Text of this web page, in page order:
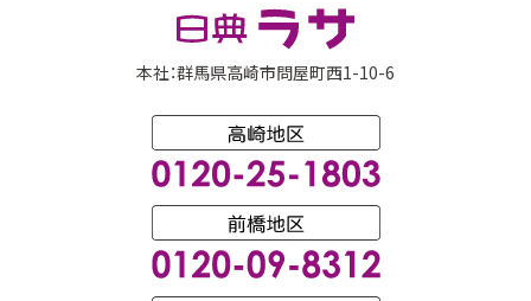
本社：群馬県高崎市問屋町西1-10-6